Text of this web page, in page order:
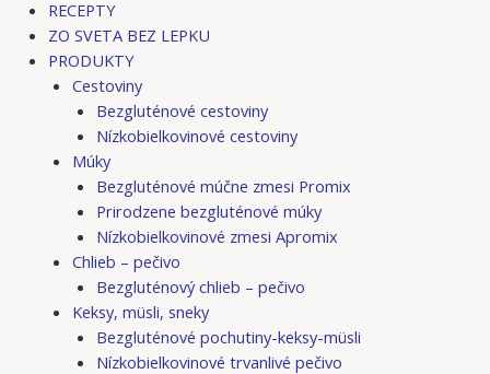
RECEPTY
ZO SVETA BEZ LEPKU
PRODUKTY
Cestoviny
Bezgluténové cestoviny
Nízkobielkovinové cestoviny
Múky
Bezgluténové múčne zmesi Promix
Prirodzene bezgluténové múky
Nízkobielkovinové zmesi Apromix
Chlieb – pečivo
Bezgluténový chlieb – pečivo
Keksy, müsli, sneky
Bezgluténové pochutiny-keksy-müsli
Nízkobielkovinové trvanlivé pečivo